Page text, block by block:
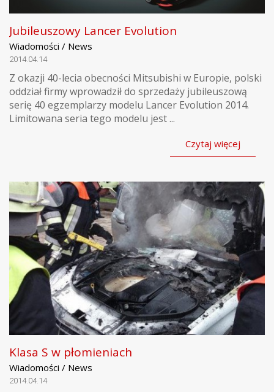
Jubileuszowy Lancer Evolution
Wiadomości / News
2014.04.14
Z okazji 40-lecia obecności Mitsubishi w Europie, polski
oddział firmy wprowadził do sprzedaży jubileuszową
serię 40 egzemplarzy modelu Lancer Evolution 2014.
Limitowana seria tego modelu jest ...
Czytaj więcej
Klasa S w płomieniach
Wiadomości / News
2014.04.14